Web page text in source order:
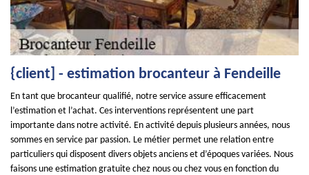
{client] - estimation brocanteur à Fendeille
En tant que brocanteur qualifié, notre service assure efficacement
l’estimation et l’achat. Ces interventions représentent une part
importante dans notre activité. En activité depuis plusieurs années, nous
sommes en service par passion. Le métier permet une relation entre
particuliers qui disposent divers objets anciens et d’époques variées. Nous
faisons une estimation gratuite chez nous ou chez vous en fonction du